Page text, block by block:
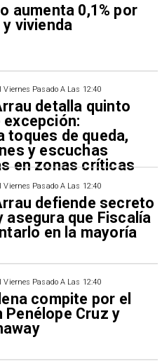
aumenta 0,1% por
vivienda
Viernes Pasado A Las 12:40
detalla quinto
toques de queda,
y escuchas
en zonas críticas
Viernes Pasado A Las 12:40
defiende secreto
asegura que Fiscalía
en la mayoría
Viernes Pasado A Las 12:40
compite por el
Penélope Cruz y